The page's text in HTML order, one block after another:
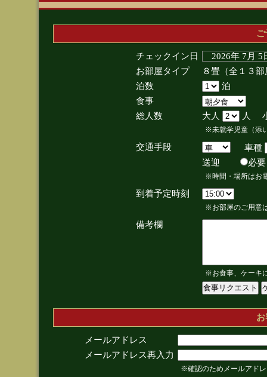
チェックイン日
2026年 7月
お部屋タイプ
８畳（全１３
泊数
泊
食事
総人数
大人 人
※未就学児童（添
交通手段
車種
送迎
※時間・場所はお
到着予定時刻
※お部屋のご用意
備考欄
※お食事、ケーキ
メールアドレス
メールアドレス再入力
※確認のためメールアド